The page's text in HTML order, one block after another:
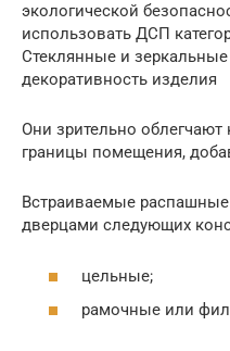
экологической
использовать ДСП
Стеклянные и
декоративность изделия
Они зрительно
границы помещения,
Встраиваемые
дверцами следующих
цельные;
рамочные или